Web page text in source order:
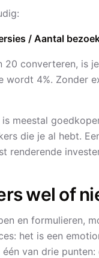
/ Aantal
20 converteren, is
wordt 4%. Zonder
meestal
die je al hebt.
renderende
wel of
en formulieren,
het is een
van drie